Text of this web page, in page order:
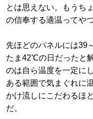
とは思えない。もうち
の信奉する適温ってやつ
先ほどのパネルには39
たま42℃の日だったと
のは自ら温度を一定に
ある範囲で気まぐれに
かけ流しにこだわるほ
だ。